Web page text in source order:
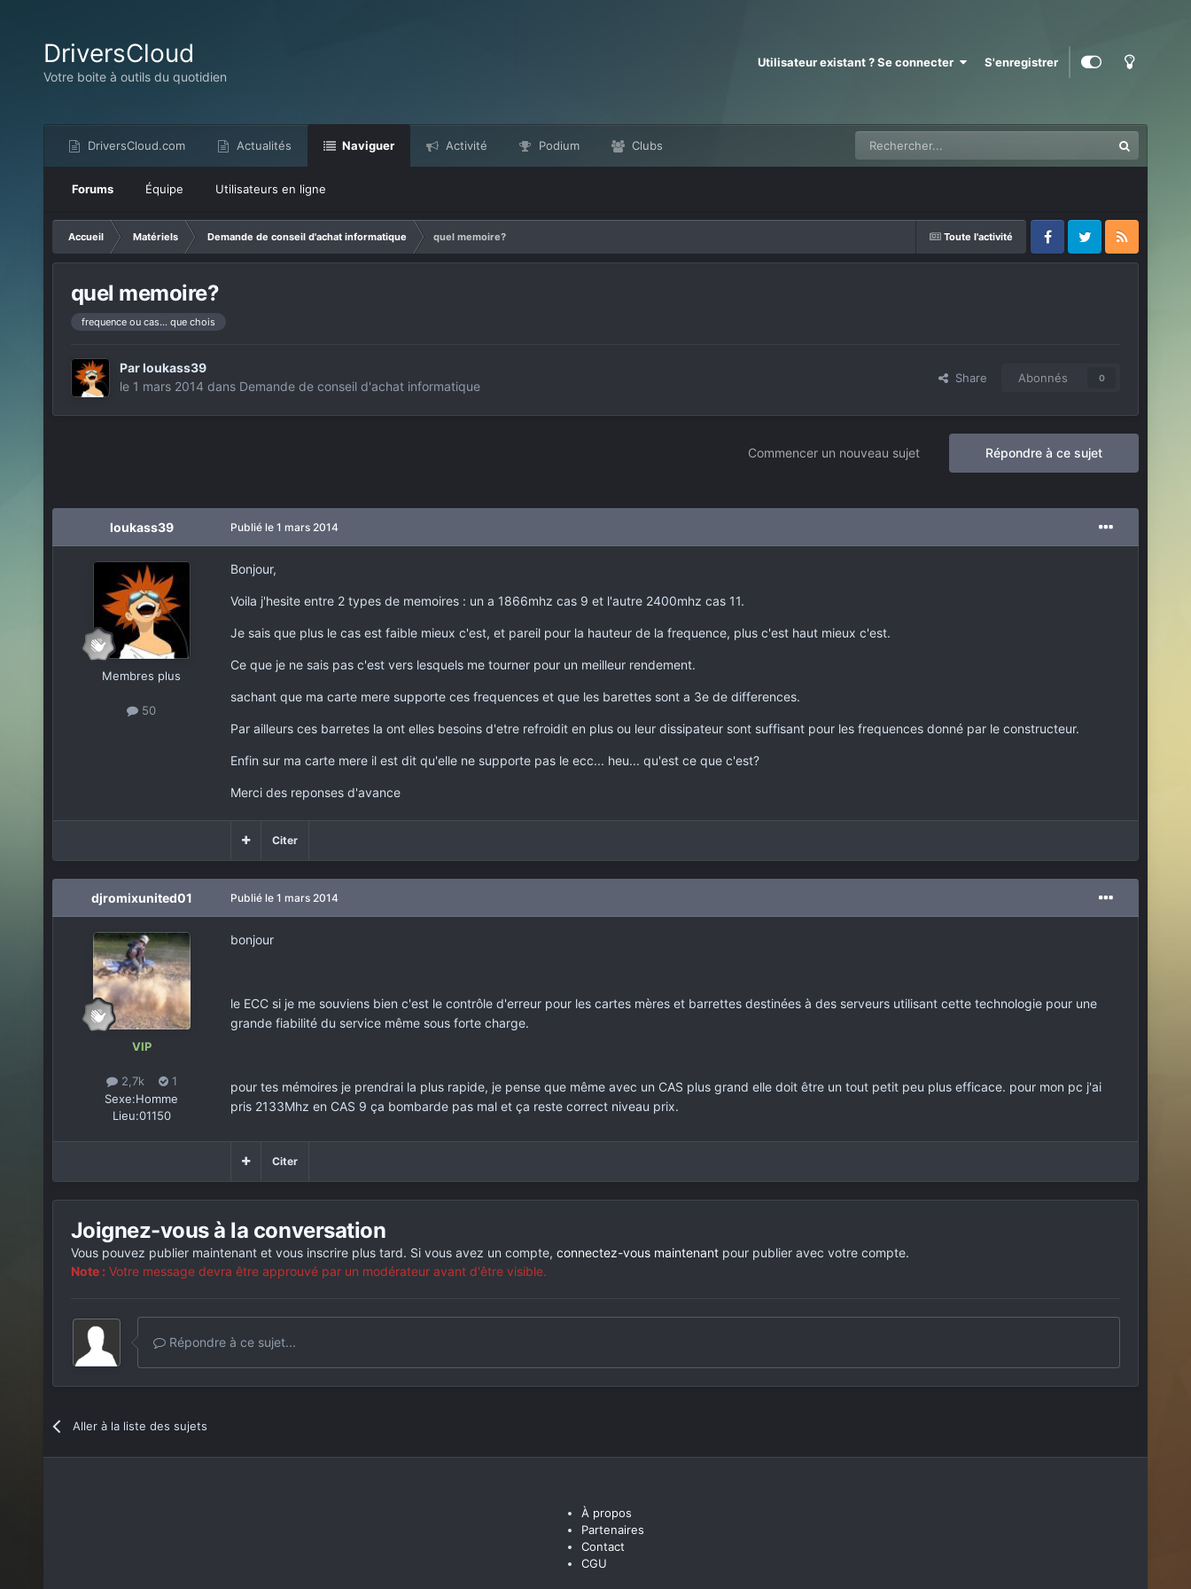
DriversCloud
Votre boite à outils du quotidien
Utilisateur existant ? Se connecter S'enregistrer
DriversCloud.com Actualités Naviguer
Forums Équipe Utilisateurs en ligne
Activité Podium Clubs
Toute l'activité
Accueil Matériels Demande de conseil d'achat informatique
quel memoire?
FacebookTwitter RSS
quel memoire?
frequence ou cas... que chois
Parloukass39
le 1 mars 2014 dans Demande de conseil d'achat informatique
Share Abonnés 0
Répondre à ce sujet
Commencer un nouveau sujet
loukass39
Membres plus
50
Publié le 1 mars 2014
Bonjour,
Voila j'hesite entre 2 types de memoires : un a 1866mhz cas 9 et l'autre 2400mhz cas 11.
Je sais que plus le cas est faible mieux c'est, et pareil pour la hauteur de la frequence, plus c'est haut mieux c'est.
Ce que je ne sais pas c'est vers lesquels me tourner pour un meilleur rendement.
sachant que ma carte mere supporte ces frequences et que les barettes sont a 3e de differences.
Par ailleurs ces barretes la ont elles besoins d'etre refroidit en plus ou leur dissipateur sont suffisant pour les frequences donné par le constructeur.
Enfin sur ma carte mere il est dit qu'elle ne supporte pas le ecc... heu... qu'est ce que c'est?
Merci des reponses d'avance
Citer
djromixunited01
VIP
2,7k
1
Sexe:Homme
Lieu:01150
Publié le 1 mars 2014
bonjour
le ECC si je me souviens bien c'est le contrôle d'erreur pour les cartes mères et barrettes destinées à des serveurs utilisant cette technologie pour une
grande fiabilité du service même sous forte charge.
pour tes mémoires je prendrai la plus rapide, je pense que même avec un CAS plus grand elle doit être un tout petit peu plus efficace. pour mon pc j'ai
pris 2133Mhz en CAS 9 ça bombarde pas mal et ça reste correct niveau prix.
Citer
Joignez-vous à la conversation
Vous pouvez publier maintenant et vous inscrire plus tard. Si vous avez un compte, connectez-vous maintenantpour publier avec votre compte.
Note : Votre message devra être approuvé par un modérateur avant d'être visible.
Répondre à ce sujet...
Aller à la liste des sujets
À propos
Partenaires
Contact
CGU